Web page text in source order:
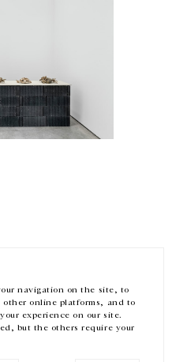
navigation on the site, to
online platforms, and to
experience on our site.
but the others require your